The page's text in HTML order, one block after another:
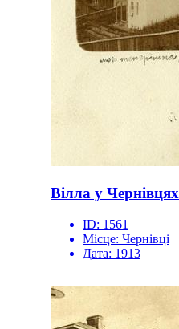
Вілла у Чернівцях
ID: 1561
Місце: Чернівці
Дата: 1913